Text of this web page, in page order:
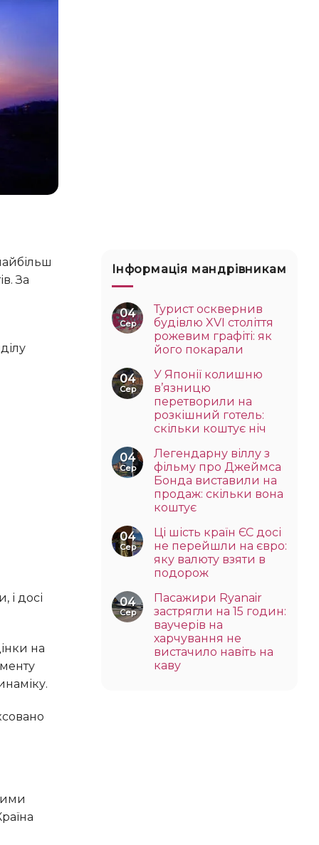
За
Інформація мандрівникам
04
Сер
Турист осквернив
будівлю XVI століття
рожевим графіті: як
його покарали
04
Сер
У Японії колишню
в’язницю
перетворили на
розкішний готель:
скільки коштує ніч
04
Сер
Легендарну віллу з
фільму про Джеймса
Бонда виставили на
продаж: скільки вона
коштує
04
Сер
Ці шість країн ЄС досі
не перейшли на євро:
яку валюту взяти в
подорож
04
Сер
Пасажири Ryanair
застрягли на 15 годин:
ваучерів на
харчування не
вистачило навіть на
каву